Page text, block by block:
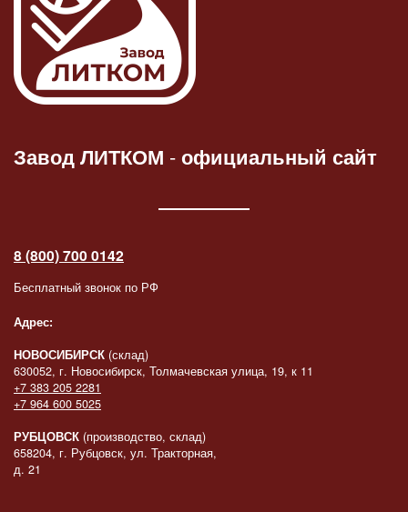
Завод ЛИТКОМ -официальный сайт
8 (800) 700 0142
Бесплатный звонок по РФ
Адрес:
НОВОСИБИРСК (склад)
630052, г. Новосибирск, Толмачевская улица, 19, к 11
+7 383 205 2281
+7 964 600 5025
РУБЦОВСК (производство, склад)
658204, г. Рубцовск, ул. Тракторная,
д. 21